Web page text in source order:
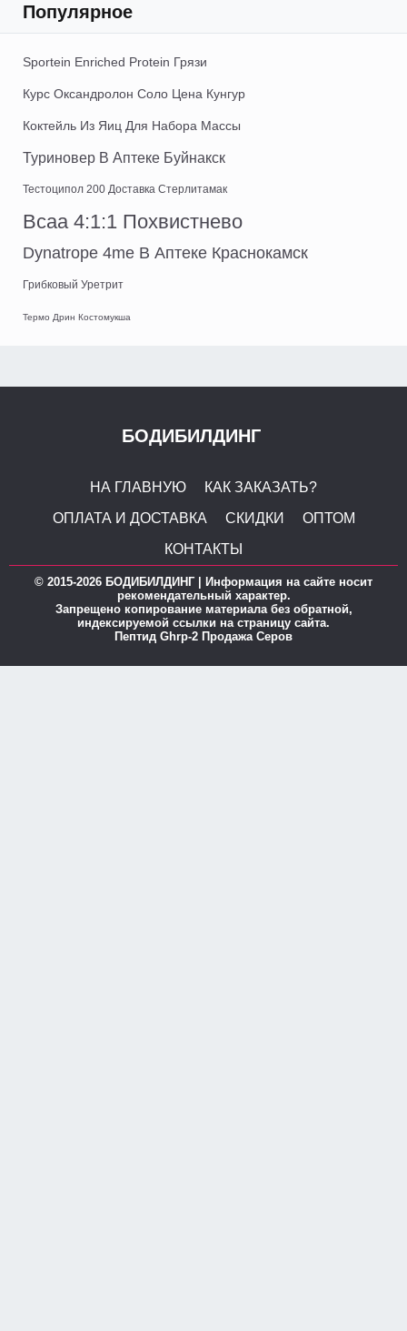
Популярное
Sportein Enriched Protein Грязи
Курс Оксандролон Соло Цена Кунгур
Коктейль Из Яиц Для Набора Массы
Туриновер В Аптеке Буйнакск
Тестоципол 200 Доставка Стерлитамак
Bcaa 4:1:1 Похвистнево
Dynatrope 4me В Аптеке Краснокамск
Грибковый Уретрит
Термо Дрин Костомукша
БОДИБИЛДИНГ
НА ГЛАВНУЮ
КАК ЗАКАЗАТЬ?
ОПЛАТА И ДОСТАВКА
СКИДКИ
ОПТОМ
КОНТАКТЫ
© 2015-2026 БОДИБИЛДИНГ | Информация на сайте носит
рекомендательный характер.
Запрещено копирование материала без обратной,
индексируемой ссылки на страницу сайта.
Пептид Ghrp-2 Продажа Серов